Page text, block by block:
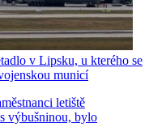
v Lipsku, u kterého se
municí
letiště
výbušninou, bylo